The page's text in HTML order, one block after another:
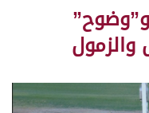
و”وضوح”
والزمول